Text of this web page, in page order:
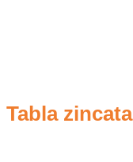
Tabla zincata